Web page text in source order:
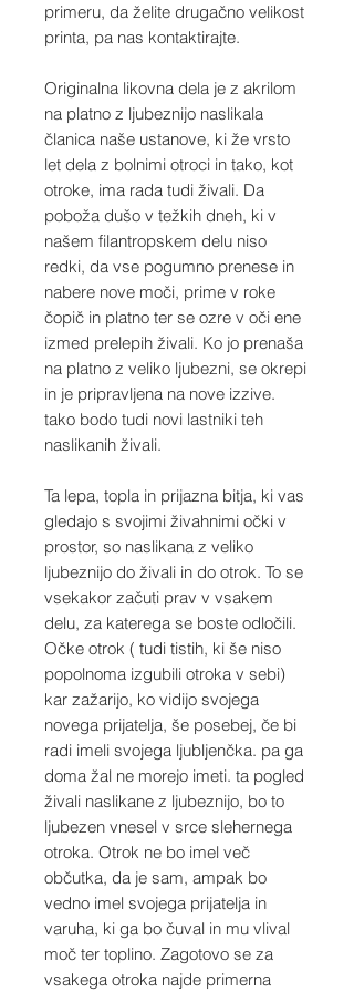
primeru, da želite drugačno velikost
printa, pa nas kontaktirajte.
Originalna likovna dela je z akrilom
na platno z ljubeznijo naslikala
članica naše ustanove, ki že vrsto
let dela z bolnimi otroci in tako, kot
otroke, ima rada tudi živali. Da
poboža dušo v težkih dneh, ki v
našem filantropskem delu niso
redki, da vse pogumno prenese in
nabere nove moči, prime v roke
čopič in platno ter se ozre v oči ene
izmed prelepih živali. Ko jo prenaša
na platno z veliko ljubezni, se okrepi
in je pripravljena na nove izzive.
tako bodo tudi novi lastniki teh
naslikanih živali.
Ta lepa, topla in prijazna bitja, ki vas
gledajo s svojimi živahnimi očki v
prostor, so naslikana z veliko
ljubeznijo do živali in do otrok. To se
vsekakor začuti prav v vsakem
delu, za katerega se boste odločili.
Očke otrok ( tudi tistih, ki še niso
popolnoma izgubili otroka v sebi)
kar zažarijo, ko vidijo svojega
novega prijatelja, še posebej, če bi
radi imeli svojega ljubljenčka. pa ga
doma žal ne morejo imeti. ta pogled
živali naslikane z ljubeznijo, bo to
ljubezen vnesel v srce slehernega
otroka. Otrok ne bo imel več
občutka, da je sam, ampak bo
vedno imel svojega prijatelja in
varuha, ki ga bo čuval in mu vlival
moč ter toplino. Zagotovo se za
vsakega otroka najde primerna